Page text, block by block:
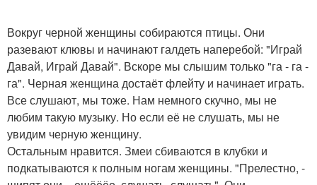
Вокруг черной женщины собираются птицы. Они
разевают клювы и начинают галдеть наперебой: "Играй
Давай, Играй Давай". Вскоре мы слышим только "га - га -
га". Черная женщина достаёт флейту и начинает играть.
Все слушают, мы тоже. Нам немного скучно, мы не
любим такую музыку. Но если её не слушать, мы не
увидим черную женщину.
Остальным нравится. Змеи сбиваются в клубки и
подкатываются к полным ногам женщины. "Прелестно, -